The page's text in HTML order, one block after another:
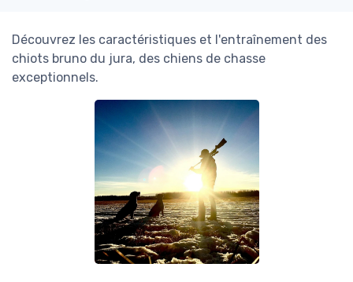
Découvrez les caractéristiques et l'entraînement des
chiots bruno du jura, des chiens de chasse
exceptionnels.